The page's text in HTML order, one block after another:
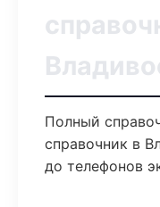
Полный
справочник в
до телефонов